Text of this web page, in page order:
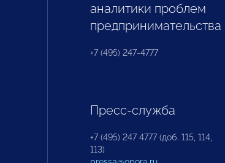
аналитики проблем
предпринимательства
+7 (495) 247-4777
Пресс-служба
+7 (495) 247 4777 (доб. 115, 114,
113)